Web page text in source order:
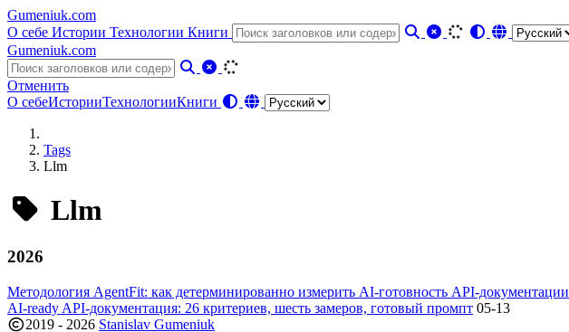
Gumeniuk.com
О себе Истории Технологии Книги
Gumeniuk.com
Отменить
О себеИсторииТехнологииКниги
Tags
Llm
Llm
2026
Методология AgentFit: как детерминированно измерить AI-готовность API-документации
AI-ready API-документация: 26 критериев, шесть замеров, готовый промпт 05-13
2019 - 2026 Stanislav Gumeniuk